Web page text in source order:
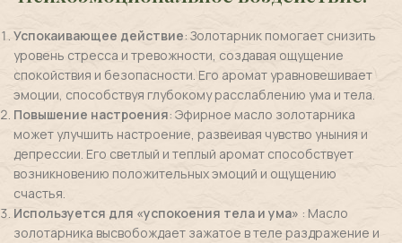
Успокаивающее действие: Золотарник помогает снизить
уровень стресса и тревожности, создавая ощущение
спокойствия и безопасности. Его аромат уравновешивает
эмоции, способствуя глубокому расслаблению ума и тела.
Повышение настроения: Эфирное масло золотарника
может улучшить настроение, развеивая чувство уныния и
депрессии. Его светлый и теплый аромат способствует
возникновению положительных эмоций и ощущению
счастья.
Используется для «успокоения тела и ума» : Масло
золотарника высвобождает зажатое в теле раздражение и